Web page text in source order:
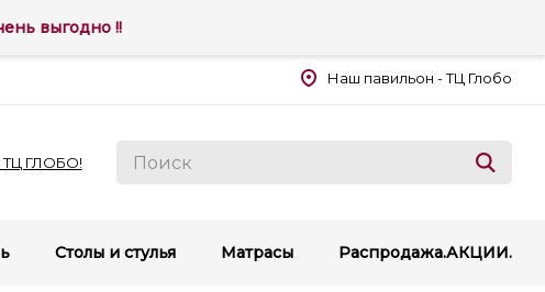
Наш павильон - ТЦ Глобо
ТЦ ГЛОБО!
Столы и стулья Матрасы Распродажа.АКЦИИ.
выгодно !!